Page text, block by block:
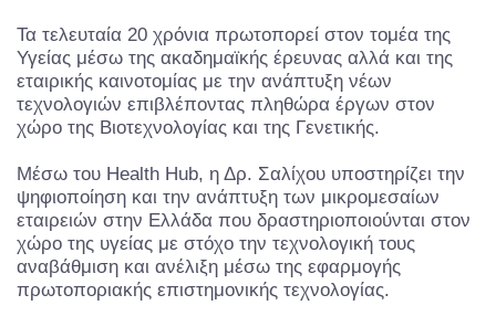
Τα τελευταία 20 χρόνια πρωτοπορεί στον τομέα της
Υγείας μέσω της ακαδημαϊκής έρευνας αλλά και της
εταιρικής καινοτομίας με την ανάπτυξη νέων
τεχνολογιών επιβλέποντας πληθώρα έργων στον
χώρο της Βιοτεχνολογίας και της Γενετικής.
Μέσω του Health Hub, η Δρ. Σαλίχου υποστηρίζει την
ψηφιοποίηση και την ανάπτυξη των μικρομεσαίων
εταιρειών στην Ελλάδα που δραστηριοποιούνται στον
χώρο της υγείας με στόχο την τεχνολογική τους
αναβάθμιση και ανέλιξη μέσω της εφαρμογής
πρωτοποριακής επιστημονικής τεχνολογίας.